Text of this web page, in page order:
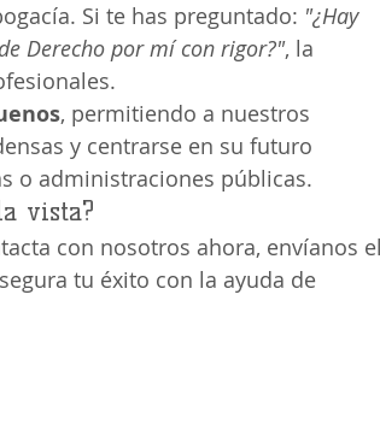
Si te has preguntado: "¿Hay
Derecho por mí con rigor?", la
, permitiendo a nuestros
y centrarse en su futuro
o administraciones públicas.
vista?
con nosotros ahora, envíanos el
tu éxito con la ayuda de